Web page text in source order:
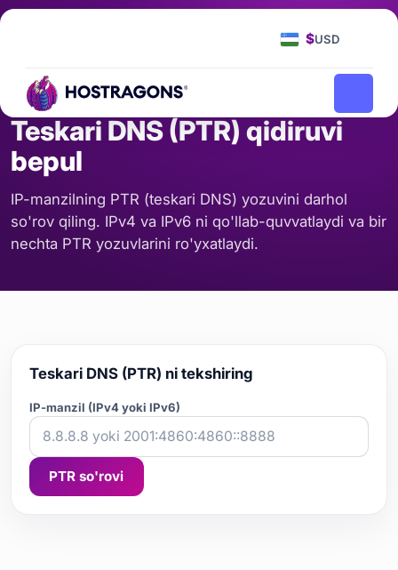
$USD
Teskari DNS (PTR) qidiruvi
bepul
IP-manzilning PTR (teskari DNS) yozuvini darhol
so'rov qiling. IPv4 va IPv6 ni qo'llab-quvvatlaydi va bir
nechta PTR yozuvlarini ro'yxatlaydi.
Teskari DNS (PTR) ni tekshiring
IP-manzil (IPv4 yoki IPv6)
PTR so'rovi